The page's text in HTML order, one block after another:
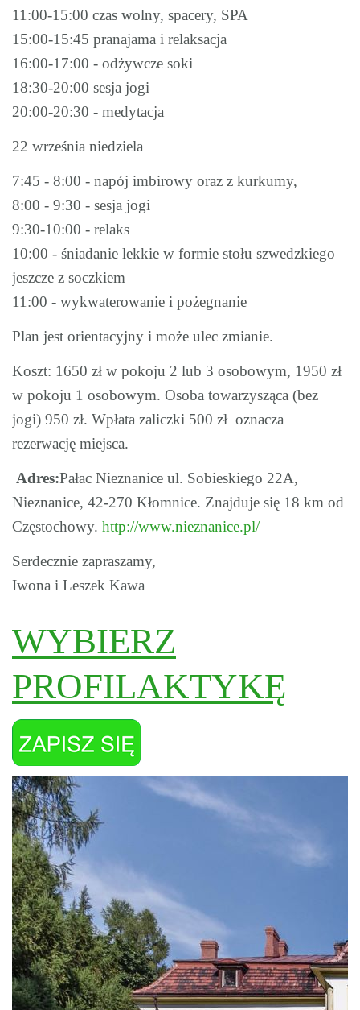
11:00-15:00 czas wolny, spacery, SPA
15:00-15:45 pranajama i relaksacja
16:00-17:00 - odżywcze soki
18:30-20:00 sesja jogi
20:00-20:30 - medytacja
22 września niedziela
7:45 - 8:00 - napój imbirowy oraz z kurkumy,
8:00 - 9:30 - sesja jogi
9:30-10:00 - relaks
10:00 - śniadanie lekkie w formie stołu szwedzkiego
jeszcze z soczkiem
11:00 - wykwaterowanie i pożegnanie
Plan jest orientacyjny i może ulec zmianie.
Koszt: 1650 zł w pokoju 2 lub 3 osobowym, 1950 zł
w pokoju 1 osobowym. Osoba towarzysząca (bez
jogi) 950 zł. Wpłata zaliczki 500 zł oznacza
rezerwację miejsca.
Adres:Pałac Nieznanice ul. Sobieskiego 22A,
Nieznanice, 42-270 Kłomnice. Znajduje się 18 km od
Częstochowy. http://www.nieznanice.pl/
Serdecznie zapraszamy,
Iwona i Leszek Kawa
WYBIERZ
PROFILAKTYKĘ